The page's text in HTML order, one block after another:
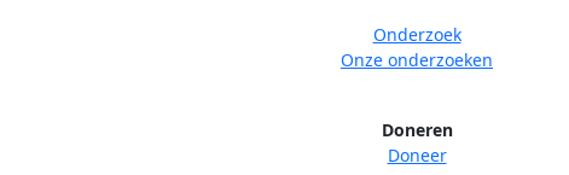
Onderzoek
Onze onderzoeken
Doneren
Doneer